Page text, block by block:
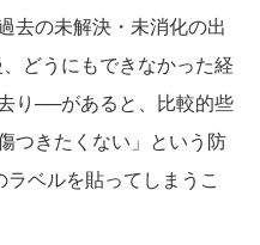
去の未解決・未消化の出
どうにもできなかった経
り──があると、比較的些
つきたくない」という防
ラベルを貼ってしまうこ